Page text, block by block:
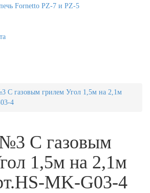
Fornetto PZ-7 и PZ-5
С газовым грилем Угол 1,5м на 2,1м
4
С газовым
1,5м на 2,1м
MK-G03-4